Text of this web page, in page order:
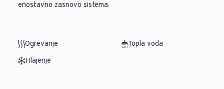
enostavno zasnovo sistema.
Ogrevanje
Topla voda
Hlajenje